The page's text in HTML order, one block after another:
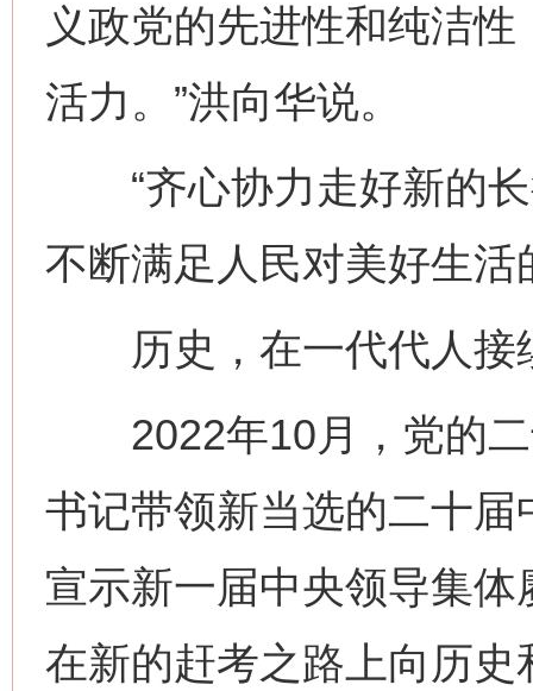
义政党的先进性和纯洁
活力。”洪向华说。
“齐心协力走好新的长
不断满足人民对美好生活
历史，在一代代人接
2022年10月，党的二
书记带领新当选的二十
宣示新一届中央领导集
在新的赶考之路上向历